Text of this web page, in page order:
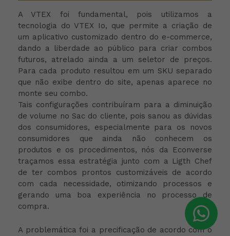
A VTEX foi fundamental, pois utilizamos a
tecnologia do VTEX Io, que permite a criação de
um aplicativo customizado dentro do e-commerce,
dando a liberdade ao público para criar combos
futuros, atrelado ainda a um seletor de preços.
Para cada produto resultou em um SKU separado
que não exibe dentro do site, apenas aparece no
monte seu combo.
Tais configurações contribuíram para a diminuição
de volume no Sac do cliente, pois sanou as dúvidas
dos consumidores, especialmente para os novos
consumidores que ainda não conhecem os
produtos e os procedimentos, nós da Econverse
traçamos essa estratégia junto com a Ligth Chef
de ter combos prontos customizáveis de acordo
com cada necessidade, otimizando processos e
gerando uma boa experiência no processo de
compra.
A problemática foi a precificação de acordo com o